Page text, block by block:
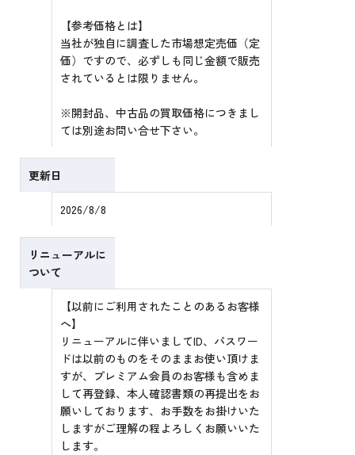
【参考価格とは】
当社が独自に調査した市場想定売価（定
価）ですので、必ずしも同じ金額で販売
されているとは限りません。
※開封品、中古品の買取価格につきまし
ては別途お問い合せ下さい。
更新日
2026/8/8
リニューアルに
ついて
【以前にご利用されたことのあるお客様
へ】
リニューアルに伴いましてID、パスワー
ドは以前のものをそのままお使い頂けま
すが、プレミアム会員のお客様も含めま
して再登録、本人確認書類の再提出をお
願いしております、お手数をお掛けいた
しますがご理解の程よろしくお願いいた
します。